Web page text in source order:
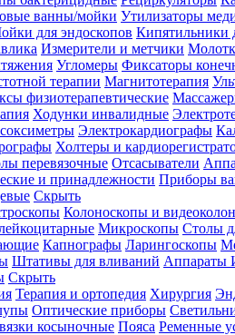
ванны/мойки Утилизаторы
для эндоскопов Кипятильники
Измерители и метчики
Угломеры Фиксаторы
терапии Магнитотерапия
физиотерапевтические
Ходунки инвалидные
Электрокардиографы
Холтеры и
перевязочные Отсасыватели
и принадлежности Приборы
Скрыть
Колоноскопы и
Микроскопы Столы
Капнографы Ларингоскопы
Штативы для вливаний Аппараты
Скрыть
Терапия и ортопедия Хирургия
Оптические приборы
косыночные Пояса Ременные